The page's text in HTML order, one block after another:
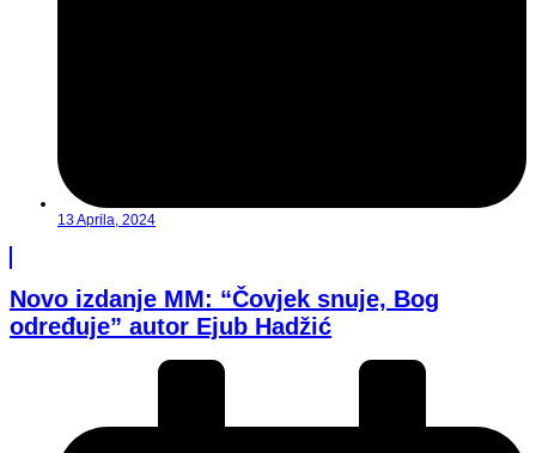
13 Aprila, 2024
Novo izdanje MM: “Čovjek snuje, Bog
određuje” autor Ejub Hadžić